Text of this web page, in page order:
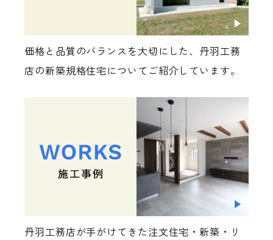
価格と品質のバランスを大切にした、丹羽工務
店の新築規格住宅についてご紹介しています。
丹羽工務店が手がけてきた注文住宅・新築・リ